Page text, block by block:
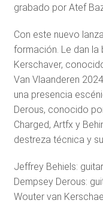
grabado por Atef
Con este nuevo
formación. Le dan la
Kerschaver,
Van Vlaanderen
una presencia
Derous, conocido
Charged, Artfx y
destreza técnica y
Jeffrey Behiels:
Dempsey Derous:
Wouter van